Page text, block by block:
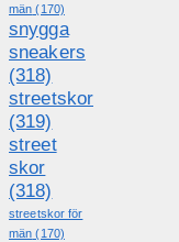
män (170)
snygga
sneakers
(318)
streetskor
(319)
street
skor
(318)
streetskor för
män (170)